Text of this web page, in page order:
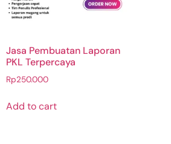
Jasa Pembuatan Laporan
PKL Terpercaya
Rp250.000
Add to cart